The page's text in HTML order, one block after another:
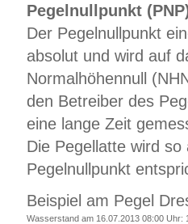
Pegelnullpunkt
Der Pegelnullpunkt
absolut und wird auf
Normalhöhennull
den Betreiber des
eine lange Zeit
Die Pegellatte wird
Pegelnullpunkt
Beispiel am Pegel
Wasserstand am 16.07.2013 08:00 Uhr: